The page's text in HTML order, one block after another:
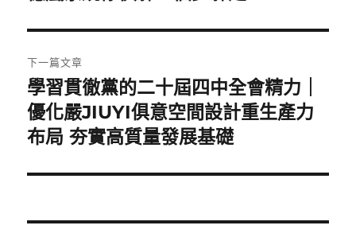
覽
文
章:
下一篇文章
下
一
篇
章:
學習貫徹黨的二十屆四中全會精力｜
優化嚴JIUYI俱意空間設計重生產力
布局 夯實高質量發展基礎